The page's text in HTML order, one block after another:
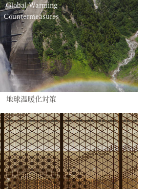
Global Warming
Countermeasures
地球温暖化対策